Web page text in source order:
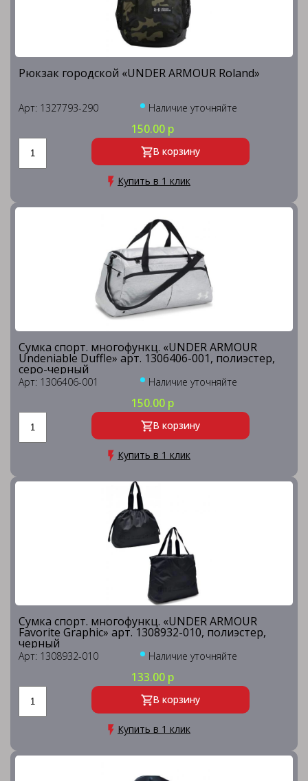
Рюкзак городской «UNDER ARMOUR Roland»
Арт: 1327793-290 Наличие уточняйте
150.00 р
В корзину
Купить в 1 клик
Сумка спорт. многофункц. «UNDER ARMOUR
Undeniable Duffle» арт. 1306406-001, полиэстер,
серо-черный
Арт: 1306406-001 Наличие уточняйте
150.00 р
В корзину
Купить в 1 клик
Сумка спорт. многофункц. «UNDER ARMOUR
Favorite Graphic» арт. 1308932-010, полиэстер,
черный
Арт: 1308932-010 Наличие уточняйте
133.00 р
В корзину
Купить в 1 клик